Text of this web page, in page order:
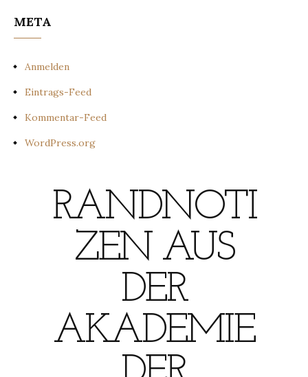
META
Anmelden
Eintrags-Feed
Kommentar-Feed
WordPress.org
RANDNOTI
ZEN AUS
DER
AKADEMIE